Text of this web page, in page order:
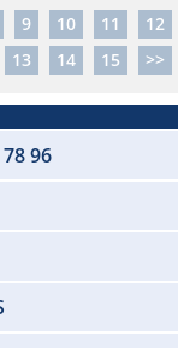
9 10 11
12
13
14 15 >>
96